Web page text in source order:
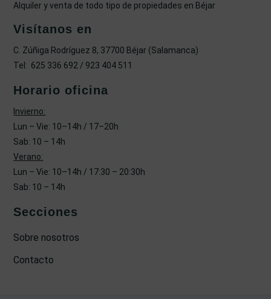
Alquiler y venta de todo tipo de propiedades en Béjar
Visítanos en
C. Zúñiga Rodríguez 8, 37700 Béjar (Salamanca)
Tel: 625 336 692 / 923 404 511
Horario oficina
Invierno:
Lun – Vie: 10–14h / 17–20h
Sab: 10 – 14h
Verano:
Lun – Vie: 10–14h / 17:30 – 20:30h
Sab: 10 – 14h
Secciones
Sobre nosotros
Contacto